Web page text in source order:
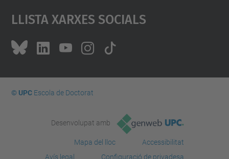
Llista Xarxes Socials
© UPCEscola de Doctorat
Desenvolupat amb
Mapa del lloc
Accessibilitat
Avís legal
Configuració de privadesa